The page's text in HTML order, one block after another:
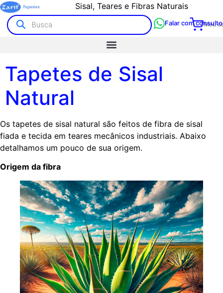
Sisal, Teares e Fibras Naturais
Meu
Falar com
Tapetes de Sisal
Natural
Os tapetes de sisal natural são feitos de fibra de sisal
fiada e tecida em teares mecânicos industriais. Abaixo
detalhamos um pouco de sua origem.
Origem da fibra